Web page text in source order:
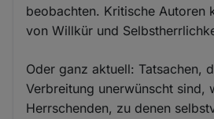
beobachten. Kritische Autoren
von Willkür und
Oder ganz aktuell: Tatsachen,
Verbreitung unerwünscht sind,
Herrschenden, zu denen